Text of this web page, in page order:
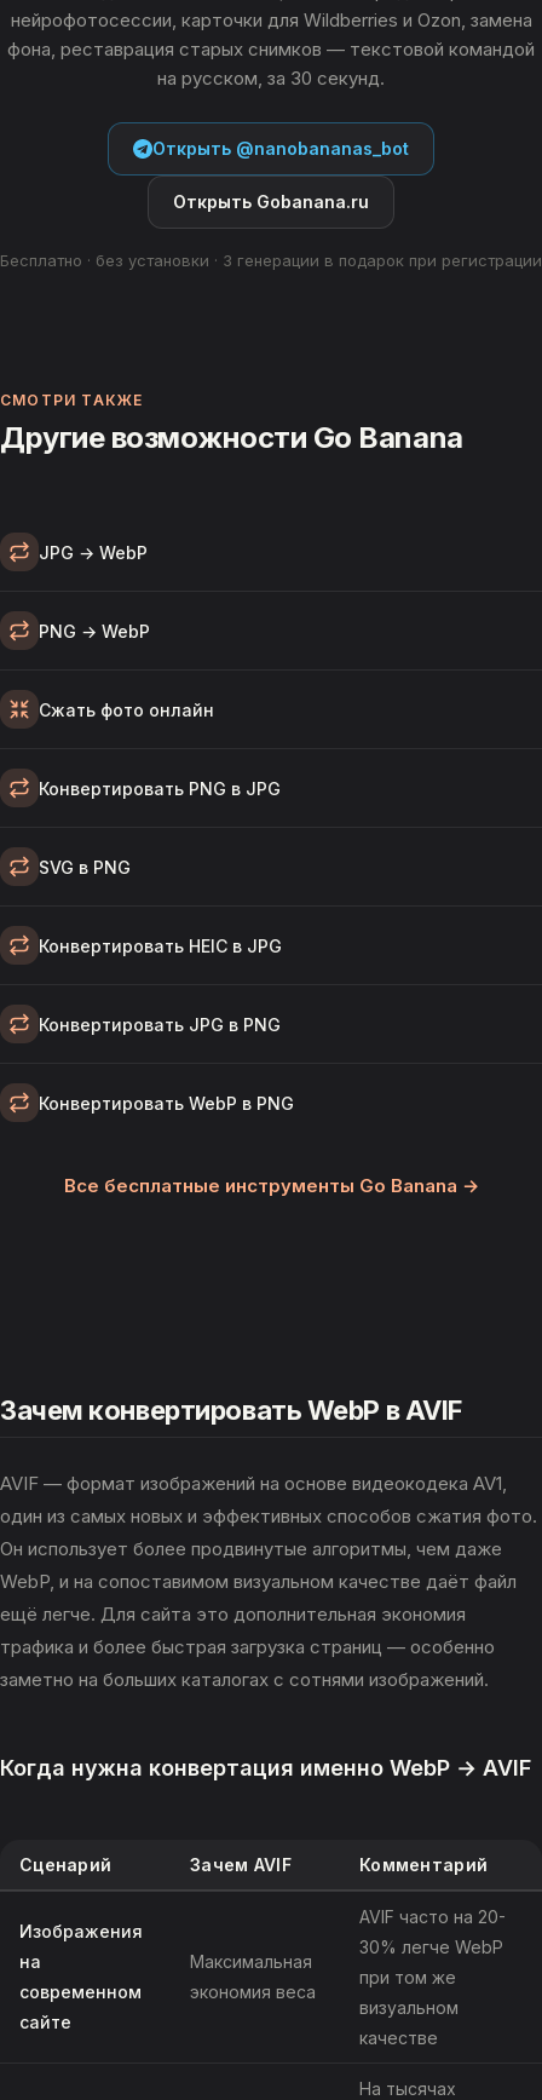
нейрофотосессии, карточки для Wildberries и Ozon, замена
фона, реставрация старых снимков — текстовой командой
на русском, за 30 секунд.
Открыть @nanobananas_bot
Открыть Gobanana.ru
Бесплатно · без установки · 3 генерации в подарок при регистрации
СМОТРИ ТАКЖЕ
Другие возможности Go Banana
JPG → WebP
PNG → WebP
Сжать фото онлайн
Конвертировать PNG в JPG
SVG в PNG
Конвертировать HEIC в JPG
Конвертировать JPG в PNG
Конвертировать WebP в PNG
Все бесплатные инструменты Go Banana →
Зачем конвертировать WebP в AVIF
AVIF — формат изображений на основе видеокодека AV1,
один из самых новых и эффективных способов сжатия фото.
Он использует более продвинутые алгоритмы, чем даже
WebP, и на сопоставимом визуальном качестве даёт файл
ещё легче. Для сайта это дополнительная экономия
трафика и более быстрая загрузка страниц — особенно
заметно на больших каталогах с сотнями изображений.
Когда нужна конвертация именно WebP → AVIF
Сценарий Зачем AVIF Комментарий
Изображения
на
современном
сайте
Максимальная
экономия веса
AVIF часто на 20-
30% легче WebP
при том же
визуальном
качестве
На тысячах